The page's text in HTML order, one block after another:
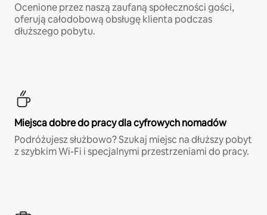
Ocenione przez naszą zaufaną społeczności gości,
oferują całodobową obsługę klienta podczas
dłuższego pobytu.
Miejsca dobre do pracy dla cyfrowych nomadów
Podróżujesz służbowo? Szukaj miejsc na dłuższy pobyt
z szybkim Wi-Fi i specjalnymi przestrzeniami do pracy.